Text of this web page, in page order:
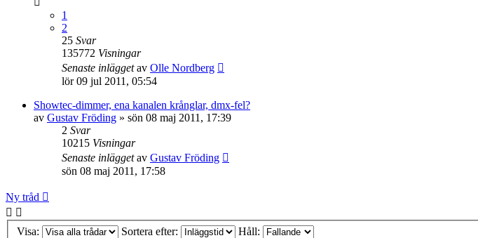
1
2
25 Svar
135772 Visningar
Senaste inläggetav Olle Nordberg
lör 09 jul 2011, 05:54
Showtec-dimmer, ena kanalen krånglar, dmx-fel?
av Gustav Fröding » sön 08 maj 2011, 17:39
2 Svar
10215 Visningar
Senaste inläggetav Gustav Fröding
sön 08 maj 2011, 17:58
Ny tråd
Visa: Sortera efter: Håll: